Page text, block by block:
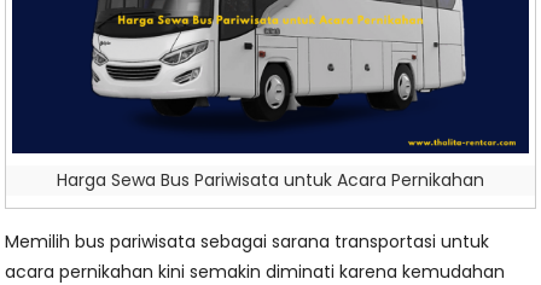
Harga Sewa Bus Pariwisata untuk Acara Pernikahan
Memilih bus pariwisata sebagai sarana transportasi untuk
acara pernikahan kini semakin diminati karena kemudahan